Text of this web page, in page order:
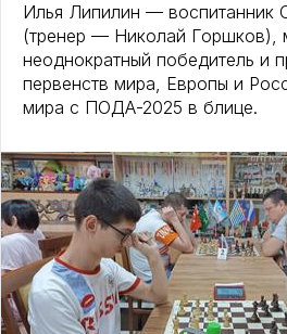
Илья Липилин — воспитанник
(тренер — Николай Горшков),
неоднократный победитель и
первенств мира, Европы и
мира с ПОДА-2025 в блице.